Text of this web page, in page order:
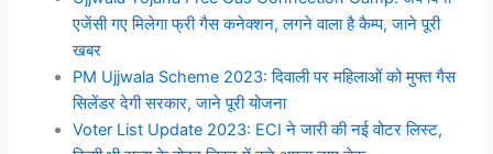
एजेंसी गए मिलेगा फ्री गैस कनेक्शन, लगने वाला है कैम्प, जाने पूरी
खबर
PM Ujjwala Scheme 2023: दिवाली पर महिलाओं को मुफ्त गैस
सिलेंडर देगी सरकार, जाने पूरी योजना
Voter List Update 2023: ECI ने जारी की नई वोटर लिस्ट,